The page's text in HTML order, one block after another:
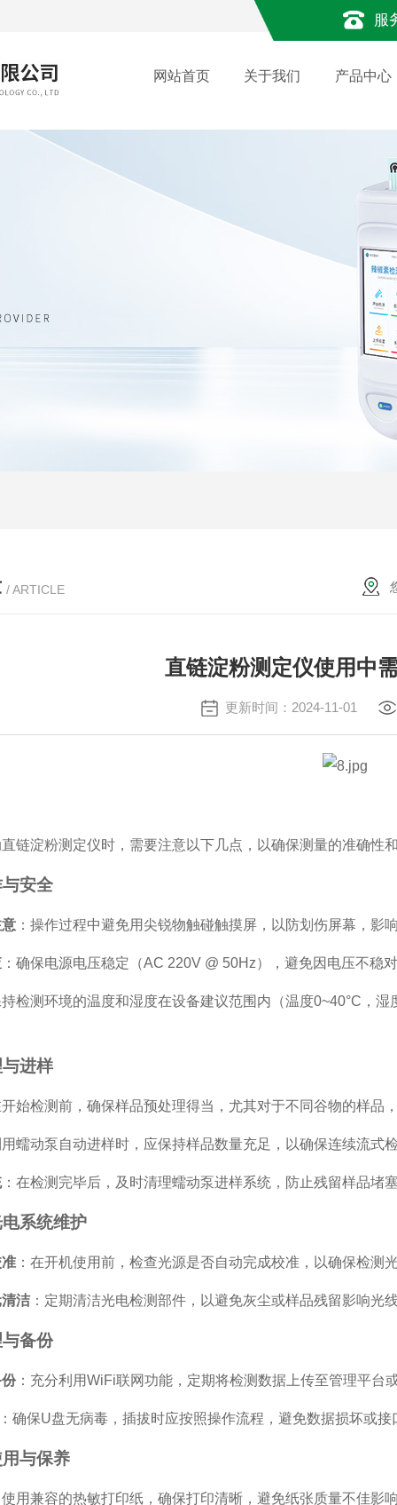
服
网站首页 关于我们 产品中心
/ ARTICLE
直链淀粉测定仪使用中
更新时间：2024-11-01
链淀粉测定仪时，需要注意以下几点，以确保测量的准确性
安全
：操作过程中避免用尖锐物触碰触摸屏，以防划伤屏幕，影
：确保电源电压稳定（AC 220V @ 50Hz），避免因电压不稳
检测环境的温度和湿度在设备建议范围内（温度0~40°C，
进样
始检测前，确保样品预处理得当，尤其对于不同谷物的样品
蠕动泵自动进样时，应保持样品数量充足，以确保连续流式
：在检测完毕后，及时清理蠕动泵进样系统，防止残留样品堵
系统维护
：在开机使用前，检查光源是否自动完成校准，以确保检测
洁：定期清洁光电检测部件，以避免灰尘或样品残留影响光
备份
：充分利用WiFi联网功能，定期将检测数据上传至管理平台
确保U盘无病毒，插拔时应按照操作流程，避免数据损坏或接
与保养
用兼容的热敏打印纸，确保打印清晰，避免纸张质量不佳影